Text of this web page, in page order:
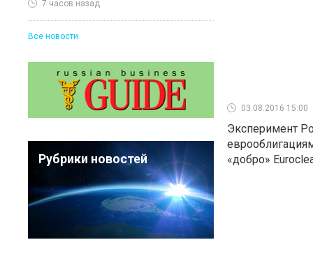
7 часов назад
Все новости
Рубрики новостей
03.08.2016 15:00
Эксперимент
«добро»